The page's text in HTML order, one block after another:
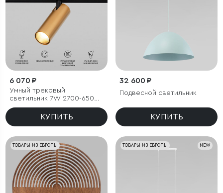
6 070 ₽
Умный трековый
светильник 7W 2700-6500K
Dim Cubo Slim Magnetic
КУПИТЬ
32 600 ₽
Подвесной светильник
КУПИТЬ
ТОВАРЫ ИЗ ЕВРОПЫ NEW
ТОВАРЫ ИЗ ЕВРОПЫ